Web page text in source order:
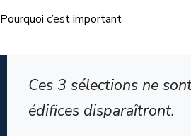
Pourquoi c’est important
Ces 3 sélections ne
édifices disparaîtront.